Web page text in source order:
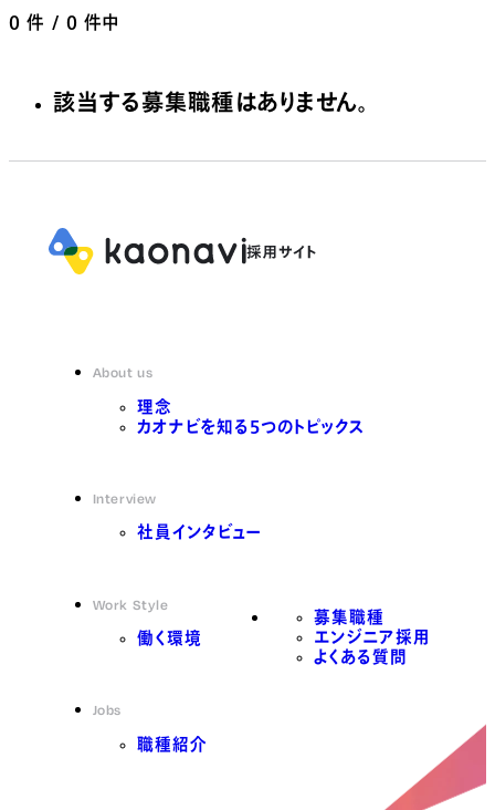
0 件 / 0 件中
該当する募集職種はありません。
About us
理念
カオナビを知る5つのトピックス
Interview
社員インタビュー
Work Style
働く環境
Jobs
職種紹介
募集職種
エンジニア採用
よくある質問